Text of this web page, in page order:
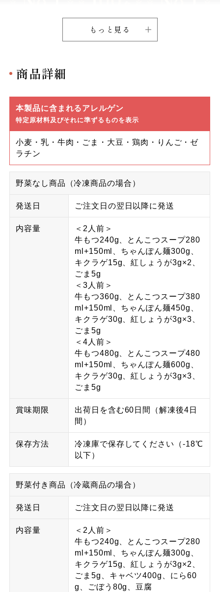
もっと見る
商品詳細
本製品に含まれるアレルゲン
特定原材料及びそれに準ずるものを表示
小麦・乳・牛肉・ごま・大豆・鶏肉・りんご・ゼ
ラチン
野菜なし商品（冷凍商品の場合）
発送日 ご注文日の翌日以降に発送
内容量
＜2人前＞
牛もつ240g、とんこつスープ280
ml+150ml、ちゃんぽん麺300g、
キクラゲ15g、紅しょうが3g×2、
ごま5g
＜3人前＞
牛もつ360g、とんこつスープ380
ml+150ml、ちゃんぽん麺450g、
キクラゲ30g、紅しょうが3g×3、
ごま5g
＜4人前＞
牛もつ480g、とんこつスープ480
ml+150ml、ちゃんぽん麺600g、
キクラゲ30g、紅しょうが3g×3、
ごま5g
賞味期限
出荷日を含む60日間（解凍後4日
間）
保存方法
冷凍庫で保存してください（-18℃
以下）
野菜付き商品（冷蔵商品の場合）
発送日 ご注文日の翌日以降に発送
内容量
＜2人前＞
牛もつ240g、とんこつスープ280
ml+150ml、ちゃんぽん麺300g、
キクラゲ15g、紅しょうが3g×2、
ごま5g、キャベツ400g、にら60
g、ごぼう80g、豆腐